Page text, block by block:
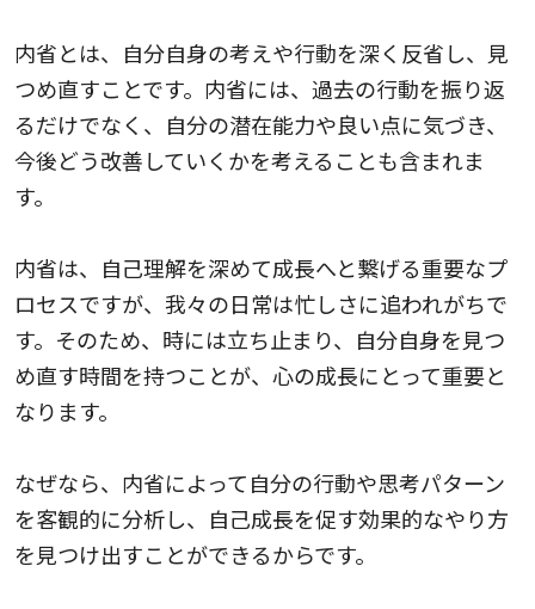
内省とは、自分自身の考えや行動を深く反省し、見
つめ直すことです。内省には、過去の行動を振り返
るだけでなく、自分の潜在能力や良い点に気づき、
今後どう改善していくかを考えることも含まれま
す。
内省は、自己理解を深めて成長へと繋げる重要なプ
ロセスですが、我々の日常は忙しさに追われがちで
す。そのため、時には立ち止まり、自分自身を見つ
め直す時間を持つことが、心の成長にとって重要と
なります。
なぜなら、内省によって自分の行動や思考パターン
を客観的に分析し、自己成長を促す効果的なやり方
を見つけ出すことができるからです。